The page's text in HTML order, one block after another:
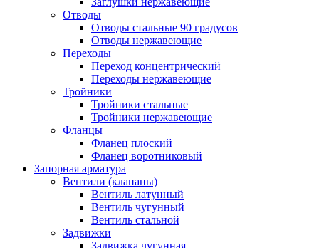
Отводы
Отводы стальные 90 градусов
Отводы нержавеющие
Переходы
Переход концентрический
Переходы нержавеющие
Тройники
Тройники стальные
Тройники нержавеющие
Фланцы
Фланец плоский
Фланец воротниковый
Запорная арматура
Вентили (клапаны)
Вентиль латунный
Вентиль чугунный
Вентиль стальной
Задвижки
Задвижка чугунная